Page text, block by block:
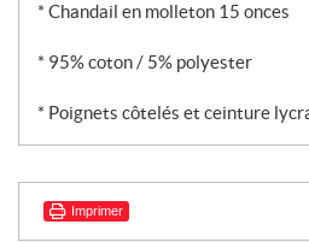
* Chandail en molleton 15 onces
* 95% coton / 5% polyester
* Poignets côtelés et ceinture
Imprimer